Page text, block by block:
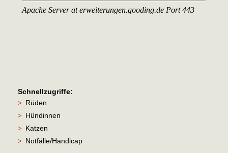
Schnellzugriffe:
> Rüden
> Hündinnen
> Katzen
> Notfälle/Handicap